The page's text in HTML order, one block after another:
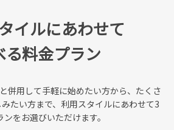
イルにあわせて
る料金プラン
併用して手軽に始めたい方から、 たくさ
たい方まで、利用スタイルにあわせて3
ンをお選びいただけます。